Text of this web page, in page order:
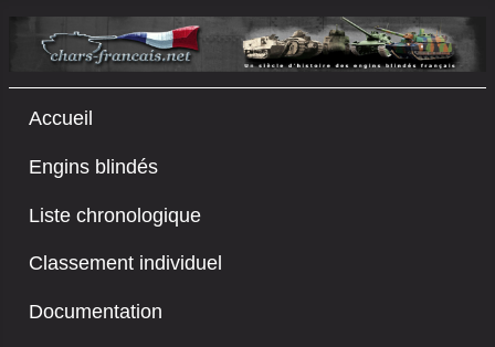
Accueil
Engins blindés
Liste chronologique
Classement individuel
Documentation